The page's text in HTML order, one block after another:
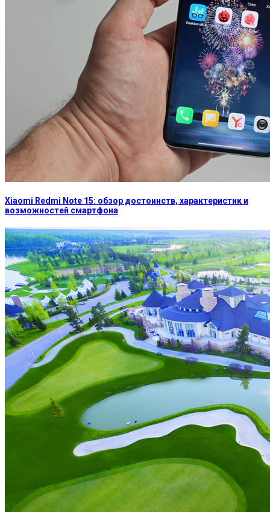
Xiaomi Redmi Note 15: обзор достоинств, характеристик и
возможностей смартфона